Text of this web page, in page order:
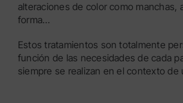
alteraciones de color como manchas,
forma…
Estos tratamientos son totalmente
función de las necesidades de cada
siempre se realizan en el contexto de